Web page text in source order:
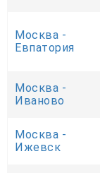
Москва -
Евпатория
Москва -
Иваново
Москва -
Ижевск